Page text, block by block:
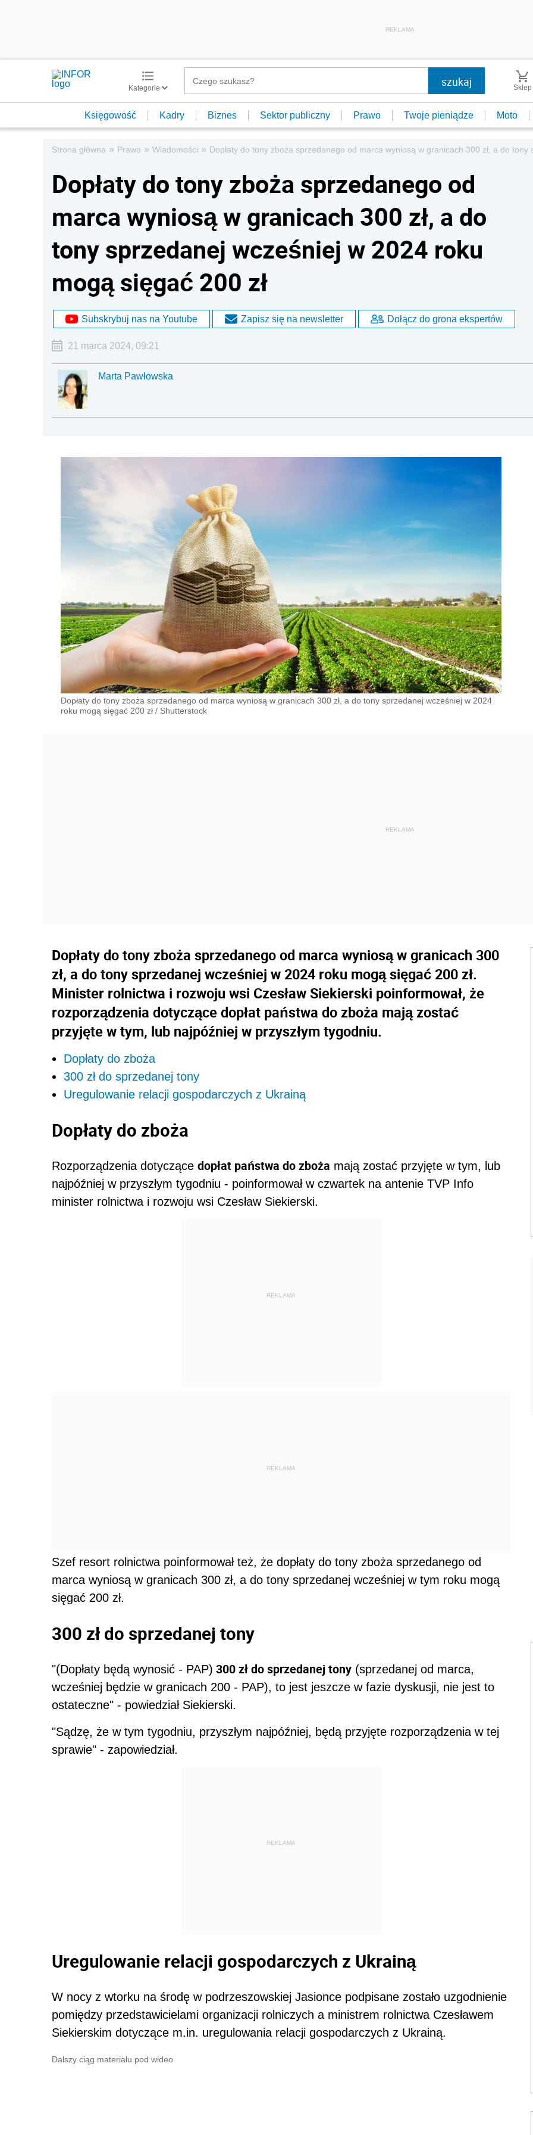
REKLAMA
Kategorie Sklep
Księgowość Kadry Biznes Sektor publiczny Prawo Twoje pieniądze Moto
Strona główna » Prawo » Wiadomości » Dopłaty do tony zboża sprzedanego od marca wyniosą w granicach 300 zł, a do
Dopłaty do tony zboża sprzedanego od
marca wyniosą w granicach 300 zł, a do
tony sprzedanej wcześniej w 2024 roku
mogą sięgać 200 zł
Subskrybuj nas na Youtube Zapisz się na newsletter Dołącz do grona ekspertów
21 marca 2024, 09:21
Marta Pawłowska
Dopłaty do tony zboża sprzedanego od marca wyniosą w granicach 300 zł, a do tony sprzedanej wcześniej w 2024
roku mogą sięgać 200 zł / Shutterstock
Dopłaty do tony zboża sprzedanego od marca wyniosą w granicach 300
zł, a do tony sprzedanej wcześniej w 2024 roku mogą sięgać 200 zł.
Minister rolnictwa i rozwoju wsi Czesław Siekierski poinformował, że
rozporządzenia dotyczące dopłat państwa do zboża mają zostać
przyjęte w tym, lub najpóźniej w przyszłym tygodniu.
Dopłaty do zboża
300 zł do sprzedanej tony
Uregulowanie relacji gospodarczych z Ukrainą
Dopłaty do zboża
Rozporządzenia dotyczące dopłat państwa do zboża mają zostać przyjęte w tym, lub
najpóźniej w przyszłym tygodniu - poinformował w czwartek na antenie TVP Info
minister rolnictwa i rozwoju wsi Czesław Siekierski.
REKLAMA
REKLAMA
Szef resort rolnictwa poinformował też, że dopłaty do tony zboża sprzedanego od
marca wyniosą w granicach 300 zł, a do tony sprzedanej wcześniej w tym roku mogą
sięgać 200 zł.
300 zł do sprzedanej tony
"(Dopłaty będą wynosić - PAP) 300 zł do sprzedanej tony (sprzedanej od marca,
wcześniej będzie w granicach 200 - PAP), to jest jeszcze w fazie dyskusji, nie jest to
ostateczne" - powiedział Siekierski.
"Sądzę, że w tym tygodniu, przyszłym najpóźniej, będą przyjęte rozporządzenia w tej
sprawie" - zapowiedział.
REKLAMA
Uregulowanie relacji gospodarczych z Ukrainą
W nocy z wtorku na środę w podrzeszowskiej Jasionce podpisane zostało uzgodnienie
pomiędzy przedstawicielami organizacji rolniczych a ministrem rolnictwa Czesławem
Siekierskim dotyczące m.in. uregulowania relacji gospodarczych z Ukrainą.
Dalszy ciąg materiału pod wideo